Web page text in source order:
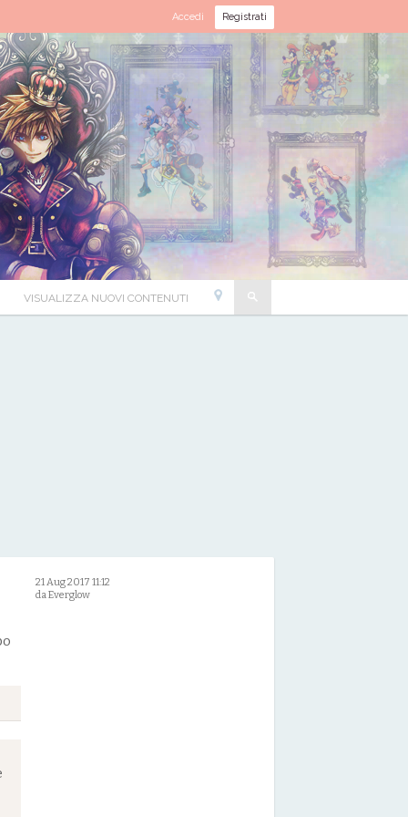
Accedi Registrati
VISUALIZZA NUOVI CONTENUTI
21 Aug 2017 11:12
da Everglow